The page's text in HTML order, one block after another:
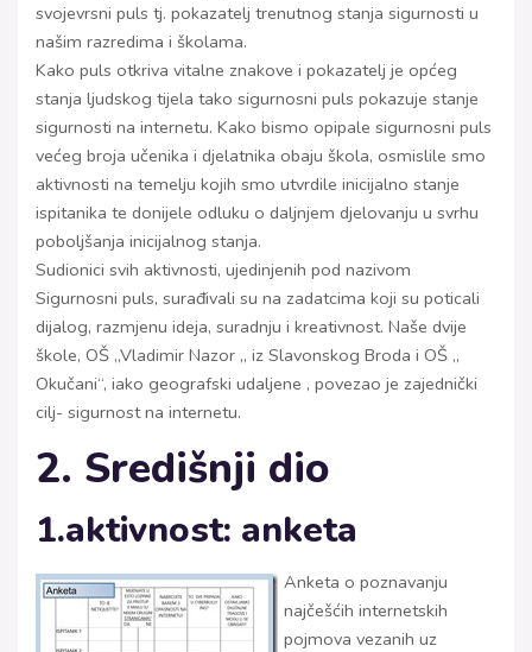
svojevrsni puls tj. pokazatelj trenutnog stanja sigurnosti u
našim razredima i školama.
Kako puls otkriva vitalne znakove i pokazatelj je općeg
stanja ljudskog tijela tako sigurnosni puls pokazuje stanje
sigurnosti na internetu. Kako bismo opipale sigurnosni puls
većeg broja učenika i djelatnika obaju škola, osmislile smo
aktivnosti na temelju kojih smo utvrdile inicijalno stanje
ispitanika te donijele odluku o daljnjem djelovanju u svrhu
poboljšanja inicijalnog stanja.
Sudionici svih aktivnosti, ujedinjenih pod nazivom
Sigurnosni puls, surađivali su na zadatcima koji su poticali
dijalog, razmjenu ideja, suradnju i kreativnost. Naše dvije
škole, OŠ „Vladimir Nazor „ iz Slavonskog Broda i OŠ „
Okučani“, iako geografski udaljene , povezao je zajednički
cilj- sigurnost na internetu.
2. Središnji dio
1.aktivnost: anketa
Anketa o poznavanju
najčešćih internetskih
pojmova vezanih uz